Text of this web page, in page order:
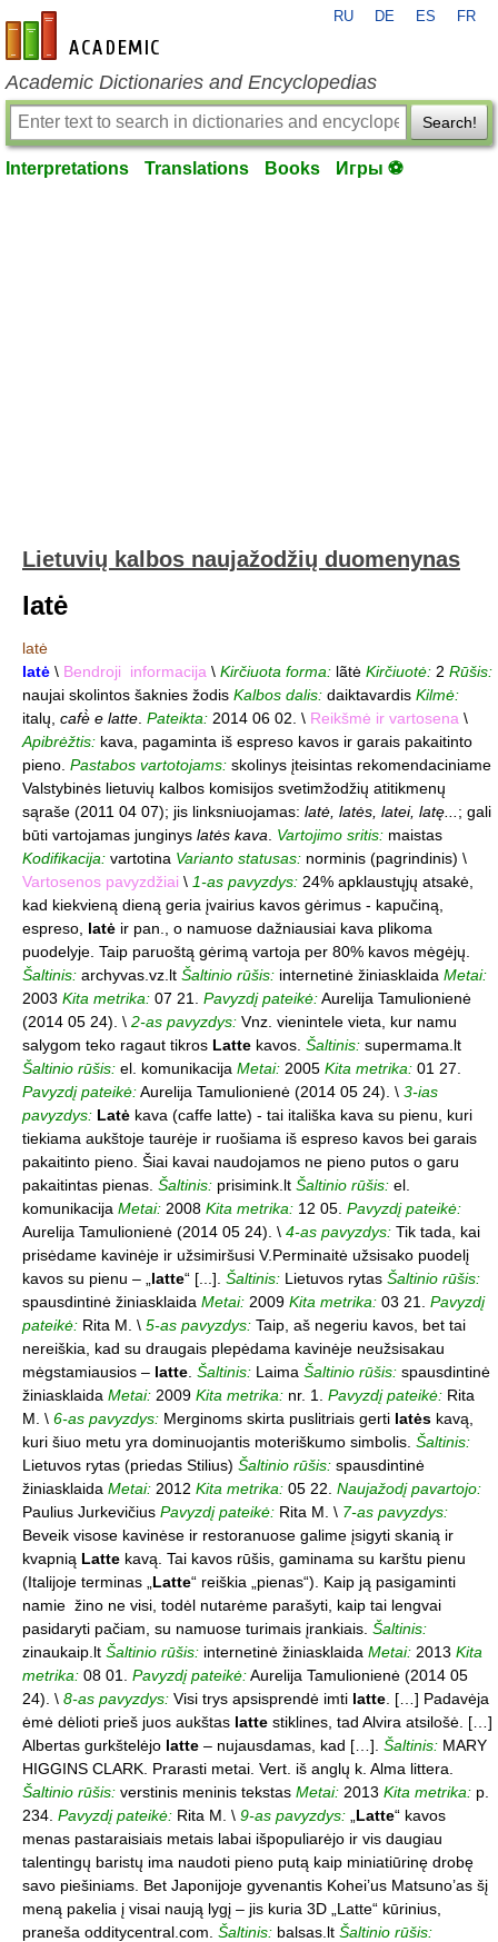
en-academic.com
RU DE ES FR
Academic Dictionaries and Encyclopedias
Search!
Interpretations Translations Books Игры ⚽
Lietuvių kalbos naujažodžių duomenynas
latė
latė
latė \ Bendroji informacija \ Kirčiuota forma: lãtė Kirčiuotė: 2 Rūšis:
naujai skolintos šaknies žodis Kalbos dalis: daiktavardis Kilmė:
italų, cafè̀ e latte Pateikta: 2014 06 02. \ Reikšmė ir vartosena \
Apibrėžtis: kava, pagaminta iš espreso kavos ir garais pakaitinto
pieno. Pastabos vartotojams: skolinys įteisintas rekomendaciniame
Valstybinės lietuvių kalbos komisijos svetimžodžių atitikmenų
sąraše (2011 04 07); jis linksniuojamas: latė, latės, latei, latę... ; gali
būti vartojamas junginys latės kava Vartojimo sritis: maistas
Kodifikacija: vartotina Varianto statusas: norminis (pagrindinis) \
Vartosenos pavyzdžiai \ 1-as pavyzdys: 24% apklaustųjų atsakė,
kad kiekvieną dieną geria įvairius kavos gėrimus - kapučiną,
espreso, latė ir pan., o namuose dažniausiai kava plikoma
puodelyje. Taip paruoštą gėrimą vartoja per 80% kavos mėgėjų.
Šaltinis: archyvas.vz.lt Šaltinio rūšis: internetinė žiniasklaida Metai:
2003 Kita metrika: 07 21. Pavyzdį pateikė:Aurelija Tamulionienė
(2014 05 24). \ 2-as pavyzdys: Vnz. vienintele vieta, kur namu
salygom teko ragaut tikros Latte kavos. Šaltinis: supermama.lt
Šaltinio rūšis: el. komunikacija Metai: 2005 Kita metrika: 01 27.
Pavyzdį pateikė:Aurelija Tamulionienė (2014 05 24). \ 3-ias
pavyzdys: Latė kava (caffe latte) - tai itališka kava su pienu, kuri
tiekiama aukštoje taurėje ir ruošiama iš espreso kavos bei garais
pakaitinto pieno. Šiai kavai naudojamos ne pieno putos o garu
pakaitintas pienas. Šaltinis: prisimink.lt Šaltinio rūšis: el.
komunikacija Metai: 2008 Kita metrika: 12 05. Pavyzdį pateikė:
Aurelija Tamulionienė (2014 05 24). \ 4-as pavyzdys: Tik tada, kai
prisėdame kavinėje ir užsimiršusi V.Perminaitė užsisako puodelį
kavos su pienu – „ latte“ [...]. Šaltinis: Lietuvos rytas Šaltinio rūšis:
spausdintinė žiniasklaida Metai: 2009 Kita metrika: 03 21. Pavyzdį
pateikė: Rita M. \ 5-as pavyzdys: Taip, aš negeriu kavos, bet tai
nereiškia, kad su draugais plepėdama kavinėje neužsisakau
mėgstamiausios – latte Šaltinis: Laima Šaltinio rūšis: spausdintinė
žiniasklaida Metai: 2009 Kita metrika: nr. 1. Pavyzdį pateikė: Rita
M. \ 6-as pavyzdys: Merginoms skirta puslitriais gerti latės kavą,
kuri šiuo metu yra dominuojantis moteriškumo simbolis. Šaltinis:
Lietuvos rytas (priedas Stilius) Šaltinio rūšis: spausdintinė
žiniasklaida Metai: 2012 Kita metrika: 05 22. Naujažodį pavartojo:
Paulius Jurkevičius Pavyzdį pateikė: Rita M. \ 7-as pavyzdys:
Beveik visose kavinėse ir restoranuose galime įsigyti skanią ir
kvapnią Latte kavą. Tai kavos rūšis, gaminama su karštu pienu
(Italijoje terminas „ Latte“ reiškia „pienas“). Kaip ją pasigaminti
namie žino ne visi, todėl nutarėme parašyti, kaip tai lengvai
pasidaryti pačiam, su namuose turimais įrankiais. Šaltinis:
zinaukaip.lt Šaltinio rūšis: internetinė žiniasklaida Metai: 2013 Kita
metrika: 08 01. Pavyzdį pateikė:Aurelija Tamulionienė (2014 05
24). \ 8-as pavyzdys: Visi trys apsisprendė imti latte . […] Padavėja
ėmė dėlioti prieš juos aukštas latte stiklines, tad Alvira atsilošė. […]
Albertas gurkštelėjo latte – nujausdamas, kad […]. Šaltinis: MARY
HIGGINS CLARK. Prarasti metai. Vert. iš anglų k. Alma littera.
Šaltinio rūšis: verstinis meninis tekstas Metai: 2013 Kita metrika: p.
234. Pavyzdį pateikė: Rita M. \ 9-as pavyzdys: Latte“ kavos
menas pastaraisiais metais labai išpopuliarėjo ir vis daugiau
talentingų baristų ima naudoti pieno putą kaip miniatiūrinę drobę
savo piešiniams. Bet Japonijoje gyvenantis Kohei’us Matsuno’as šį
meną pakelia į visai naują lygį – jis kuria 3D „Latte“ kūrinius,
praneša odditycentral.com. Šaltinis: balsas.lt Šaltinio rūšis: